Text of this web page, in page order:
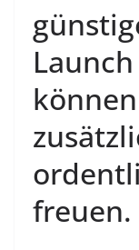
freuen.